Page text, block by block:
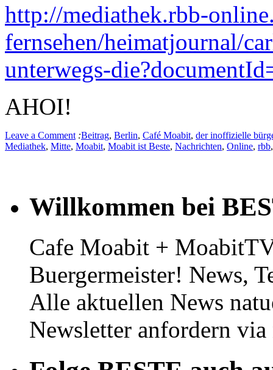
http://mediathek.rbb-
fernsehen/heimatjournal/
unterwegs-
AHOI!
Leave a Comment :Beitrag, Berlin, Café Moabit, der inoffizielle
Mediathek, Mitte, Moabit, Moabit ist Beste, Nachrichten, Online, rbb
Willkommen bei
Cafe Moabit +
Buergermeister! News,
Alle aktuellen News
Newsletter anfordern